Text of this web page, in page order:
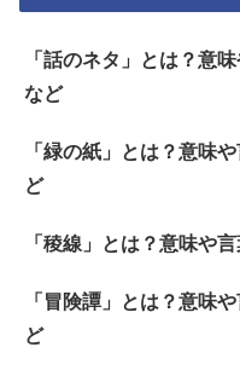
「話のネタ」とは？意
など
「緑の紙」とは？意味
ど
「稜線」とは？意味や
「冒険譚」とは？意味
ど